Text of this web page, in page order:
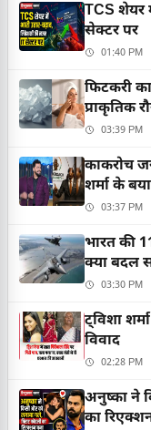
TCS शेयर
सेक्टर पर
01:40 PM
फिटकरी
प्राकृतिक
03:39 PM
काकरोच
शर्मा के
03:37 PM
भारत की
क्या बदल
03:30 PM
ट्विशा
विवाद
02:28 PM
अनुष्का ने
का